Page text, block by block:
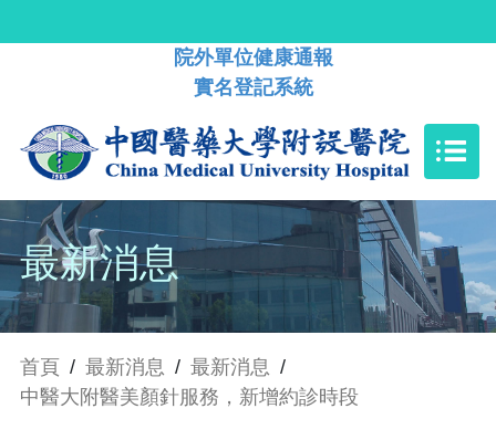
院外單位健康通報
實名登記系統
最新消息
首頁 / 最新消息 / 最新消息 /
中醫大附醫美顏針服務，新增約診時段